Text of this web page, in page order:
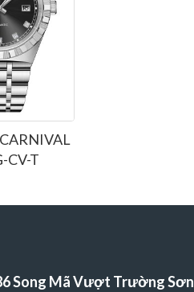
CV-T
Song Mã Vượt Trường Sơn